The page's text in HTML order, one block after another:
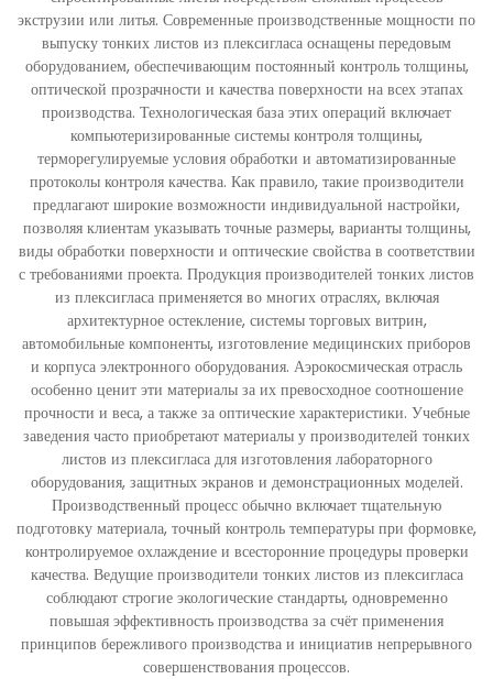
экструзии или литья. Современные производственные мощности по
выпуску тонких листов из плексигласа оснащены передовым
оборудованием, обеспечивающим постоянный контроль толщины,
оптической прозрачности и качества поверхности на всех этапах
производства. Технологическая база этих операций включает
компьютеризированные системы контроля толщины,
терморегулируемые условия обработки и автоматизированные
протоколы контроля качества. Как правило, такие производители
предлагают широкие возможности индивидуальной настройки,
позволяя клиентам указывать точные размеры, варианты толщины,
виды обработки поверхности и оптические свойства в соответствии
с требованиями проекта. Продукция производителей тонких листов
из плексигласа применяется во многих отраслях, включая
архитектурное остекление, системы торговых витрин,
автомобильные компоненты, изготовление медицинских приборов
и корпуса электронного оборудования. Аэрокосмическая отрасль
особенно ценит эти материалы за их превосходное соотношение
прочности и веса, а также за оптические характеристики. Учебные
заведения часто приобретают материалы у производителей тонких
листов из плексигласа для изготовления лабораторного
оборудования, защитных экранов и демонстрационных моделей.
Производственный процесс обычно включает тщательную
подготовку материала, точный контроль температуры при формовке,
контролируемое охлаждение и всесторонние процедуры проверки
качества. Ведущие производители тонких листов из плексигласа
соблюдают строгие экологические стандарты, одновременно
повышая эффективность производства за счёт применения
принципов бережливого производства и инициатив непрерывного
совершенствования процессов.